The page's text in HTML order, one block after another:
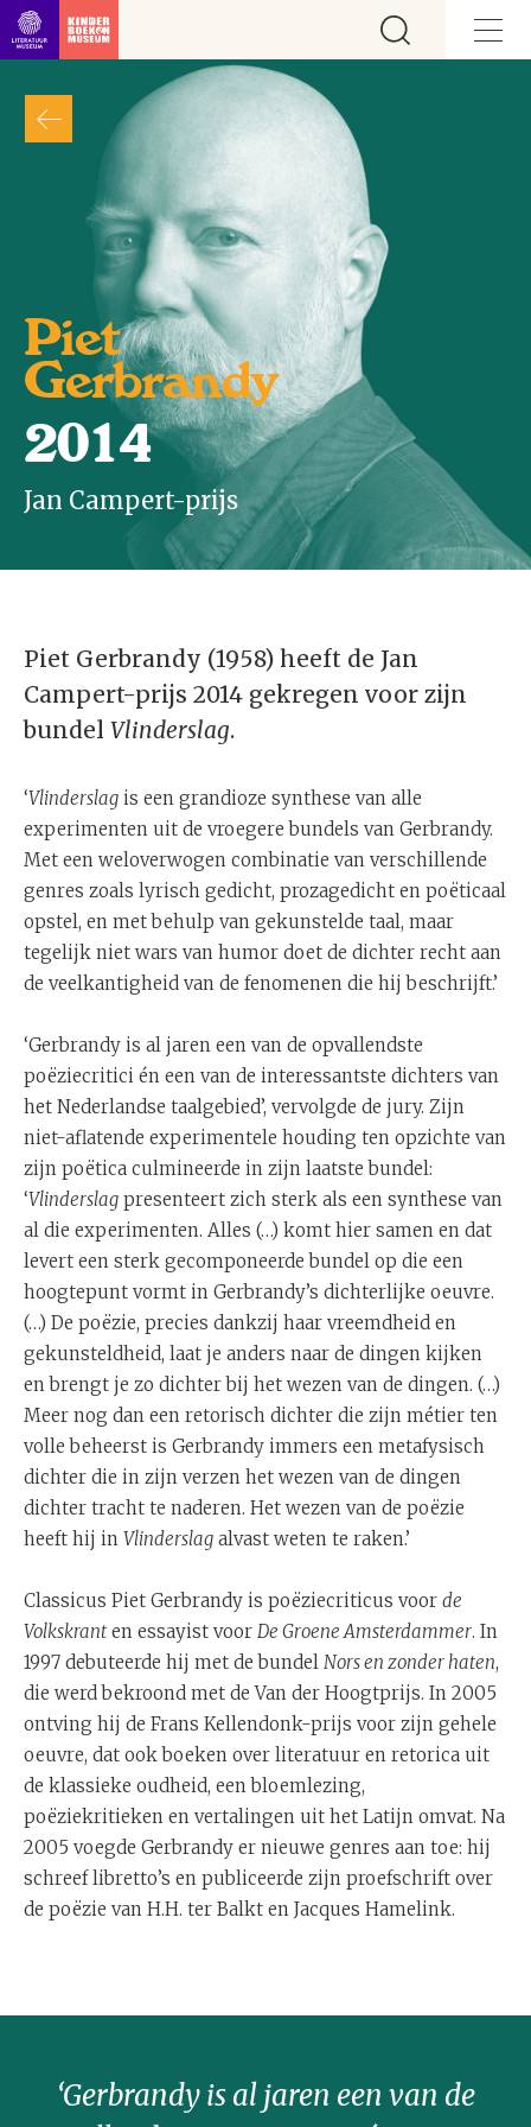
Ga direct naar inhoud
Piet
Gerbrandy
2014
Jan Campert-prijs
Piet Gerbrandy (1958) heeft de Jan
Campert-prijs 2014 gekregen voor zijn
bundel Vlinderslag.
‘Vlinderslag is een grandioze synthese van alle
experimenten uit de vroegere bundels van Gerbrandy.
Met een weloverwogen combinatie van verschillende
genres zoals lyrisch gedicht, prozagedicht en poëticaal
opstel, en met behulp van gekunstelde taal, maar
tegelijk niet wars van humor doet de dichter recht aan
de veelkantigheid van de fenomenen die hij beschrijft.’
‘Gerbrandy is al jaren een van de opvallendste
poëziecritici én een van de interessantste dichters van
het Nederlandse taalgebied’, vervolgde de jury. Zijn
niet-aflatende experimentele houding ten opzichte van
zijn poëtica culmineerde in zijn laatste bundel:
‘Vlinderslag presenteert zich sterk als een synthese van
al die experimenten. Alles (…) komt hier samen en dat
levert een sterk gecomponeerde bundel op die een
hoogtepunt vormt in Gerbrandy’s dichterlijke oeuvre.
(…) De poëzie, precies dankzij haar vreemdheid en
gekunsteldheid, laat je anders naar de dingen kijken
en brengt je zo dichter bij het wezen van de dingen. (…)
Meer nog dan een retorisch dichter die zijn métier ten
volle beheerst is Gerbrandy immers een metafysisch
dichter die in zijn verzen het wezen van de dingen
dichter tracht te naderen. Het wezen van de poëzie
heeft hij in Vlinderslag alvast weten te raken.’
Classicus Piet Gerbrandy is poëziecriticus voor de
Volkskrant en essayist voor De Groene Amsterdammer. In
1997 debuteerde hij met de bundel Nors en zonder haten,
die werd bekroond met de Van der Hoogtprijs. In 2005
ontving hij de Frans Kellendonk-prijs voor zijn gehele
oeuvre, dat ook boeken over literatuur en retorica uit
de klassieke oudheid, een bloemlezing,
poëziekritieken en vertalingen uit het Latijn omvat. Na
2005 voegde Gerbrandy er nieuwe genres aan toe: hij
schreef libretto’s en publiceerde zijn proefschrift over
de poëzie van H.H. ter Balkt en Jacques Hamelink.
‘Gerbrandy is al jaren een van de